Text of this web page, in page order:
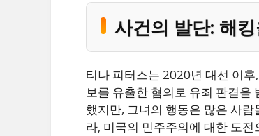
사건의 발단: 해
티나 피터스는 2020년 대선 이
보를 유출한 혐의로 유죄 판결을
했지만, 그녀의 행동은 많은 사
라, 미국의 민주주의에 대한 도